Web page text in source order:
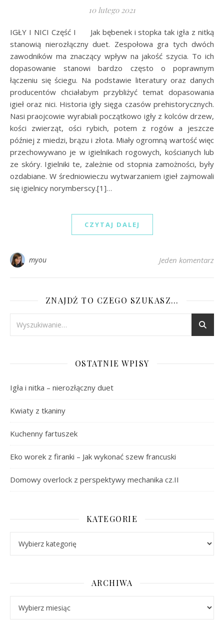
10 lutego 2021
IGŁY I NICI Część I Jak bębenek i stopka tak igła z nitką
stanowią nierozłączny duet. Zespołowa gra tych dwóch
zawodników ma znaczący wpływ na jakość szycia. To ich
dopasowanie stanowi bardzo często o poprawnym
łączeniu się ściegu. Na podstawie literatury oraz danych
producentów chciałabym przybliżyć temat dopasowania
igieł oraz nici. Historia igły sięga czasów prehistorycznych.
Nasi praojcowie wyrabiali początkowo igły z kolców drzew,
kości zwierząt, ości rybich, potem z rogów a jeszcze
później z miedzi, brązu i złota. Miały ogromną wartość więc
przechowywano je w igielnikach rogowych, kościanych lub
ze skóry. Igielniki te, zależnie od stopnia zamożności, były
ozdabiane. W średniowieczu wytwarzaniem igieł zajmowali
się igielnicy norymberscy.[1]…
CZYTAJ DALEJ
myou Jeden komentarz
ZNAJDŹ TO CZEGO SZUKASZ…
OSTATNIE WPISY
Igła i nitka – nierozłączny duet
Kwiaty z tkaniny
Kuchenny fartuszek
Eko worek z firanki – Jak wykonać szew francuski
Domowy overlock z perspektywy mechanika cz.II
KATEGORIE
ARCHIWA